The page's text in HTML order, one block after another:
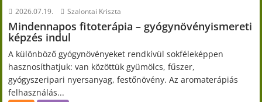
2026.07.19. Szalontai Kriszta
Mindennapos fitoterápia – gyógynövényismereti
képzés indul
A különböző gyógynövényeket rendkívül sokféleképpen
hasznosíthatjuk: van közöttük gyümölcs, fűszer,
gyógyszeripari nyersanyag, festőnövény. Az aromaterápiás
felhasználás...